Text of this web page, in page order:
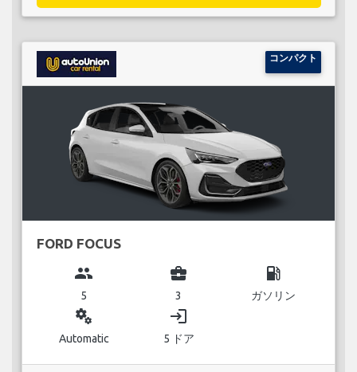
コンパクト
FORD FOCUS
group
5
business_center
3
local_gas_station
ガソリン
miscellaneous_services
Automatic
login
5 ドア